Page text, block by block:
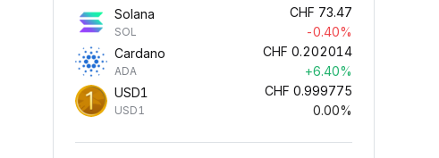
Solana
SOL
CHF 73.47
-0.40%
Cardano
ADA
CHF 0.202014
+6.40%
USD1
USD1
CHF 0.999775
0.00%